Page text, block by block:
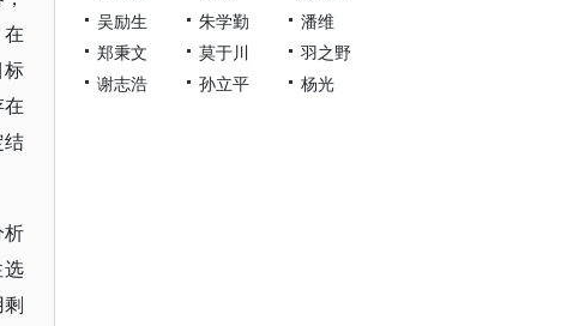
标
结
吴励生
朱学勤
潘维
郑秉文
莫于川
羽之野
谢志浩
孙立平 杨光